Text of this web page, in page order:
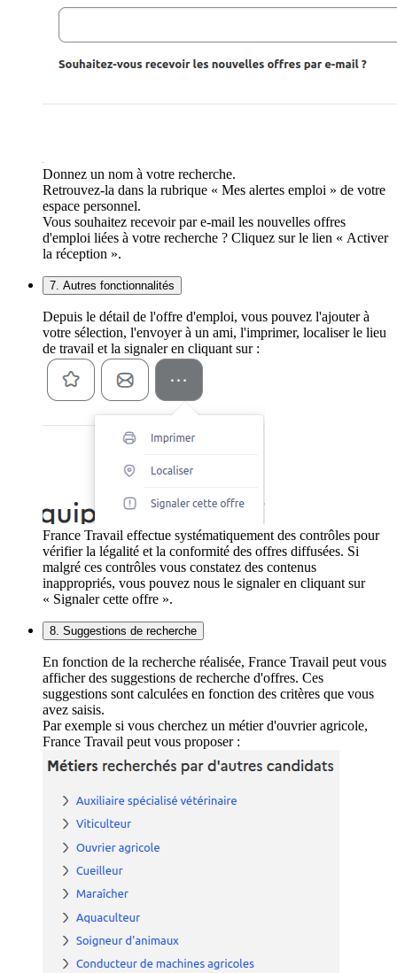
Donnez un nom à votre recherche.
Retrouvez-la dans la rubrique « Mes alertes emploi » de votre
espace personnel.
Vous souhaitez recevoir par e-mail les nouvelles offres
d'emploi liées à votre recherche ? Cliquez sur le lien « Activer
la réception ».
7. Autres fonctionnalités
Depuis le détail de l'offre d'emploi, vous pouvez l'ajouter à
votre sélection, l'envoyer à un ami, l'imprimer, localiser le lieu
de travail et la signaler en cliquant sur :
France Travail effectue systématiquement des contrôles pour
vérifier la légalité et la conformité des offres diffusées. Si
malgré ces contrôles vous constatez des contenus
inappropriés, vous pouvez nous le signaler en cliquant sur
« Signaler cette offre ».
8. Suggestions de recherche
En fonction de la recherche réalisée, France Travail peut vous
afficher des suggestions de recherche d'offres. Ces
suggestions sont calculées en fonction des critères que vous
avez saisis.
Par exemple si vous cherchez un métier d'ouvrier agricole,
France Travail peut vous proposer :